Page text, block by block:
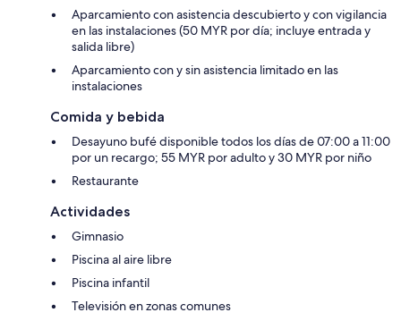
Aparcamiento con asistencia descubierto y con vigilancia
en las instalaciones (50 MYR por día; incluye entrada y
salida libre)
Aparcamiento con y sin asistencia limitado en las
instalaciones
Comida y bebida
Desayuno bufé disponible todos los días de 07:00 a 11:00
por un recargo; 55 MYR por adulto y 30 MYR por niño
Restaurante
Actividades
Gimnasio
Piscina al aire libre
Piscina infantil
Televisión en zonas comunes